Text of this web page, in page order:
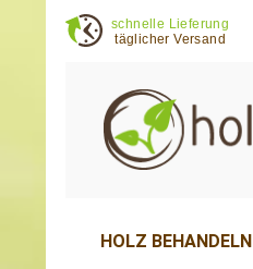
schnelle Lieferung
täglicher Versand
HOLZ BEHANDELN